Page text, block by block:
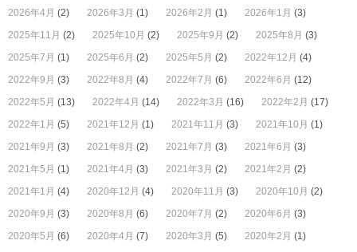
2026年4月 (2) 2026年3月 (1) 2026年2月 (1) 2026年1月 (3)
2025年11月 (2) 2025年10月 (2) 2025年9月 (2) 2025年8月 (3)
2025年7月 (1) 2025年6月 (2) 2025年5月 (2) 2022年12月 (4)
2022年9月 (3) 2022年8月 (4) 2022年7月 (6) 2022年6月 (12)
2022年5月 (13) 2022年4月 (14) 2022年3月 (16) 2022年2月 (17)
2022年1月 (5) 2021年12月 (1) 2021年11月 (3) 2021年10月 (1)
2021年9月 (3) 2021年8月 (2) 2021年7月 (3) 2021年6月 (3)
2021年5月 (1) 2021年4月 (3) 2021年3月 (2) 2021年2月 (2)
2021年1月 (4) 2020年12月 (4) 2020年11月 (3) 2020年10月 (2)
2020年9月 (3) 2020年8月 (6) 2020年7月 (2) 2020年6月 (3)
2020年5月 (6) 2020年4月 (7) 2020年3月 (5) 2020年2月 (1)